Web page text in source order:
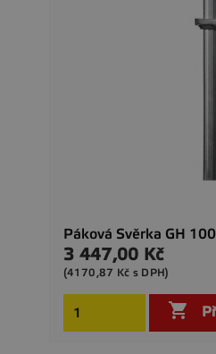
Páková Svěrka GH
Cena
3 447,00 Kč
(4170,87 Kč s DPH)
